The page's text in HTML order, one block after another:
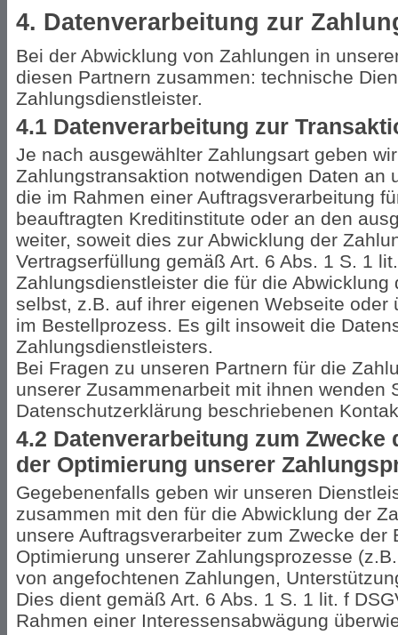
4. Datenverarbeitung zur
Bei der Abwicklung von Zahlungen in
diesen Partnern zusammen: technische
Zahlungsdienstleister.
4.1 Datenverarbeitung zur
Je nach ausgewählter Zahlungsart geben
Zahlungstransaktion notwendigen Daten an
die im Rahmen einer Auftragsverarbeitung
beauftragten Kreditinstitute oder an den
weiter, soweit dies zur Abwicklung der
Vertragserfüllung gemäß Art. 6 Abs. 1 S. 1
Zahlungsdienstleister die für die
selbst, z.B. auf ihrer eigenen Webseite
im Bestellprozess. Es gilt insoweit die
Zahlungsdienstleisters.
Bei Fragen zu unseren Partnern für die
unserer Zusammenarbeit mit ihnen wenden
Datenschutzerklärung beschriebenen
4.2 Datenverarbeitung zum
der Optimierung unserer
Gegebenenfalls geben wir unseren
zusammen mit den für die Abwicklung der
unsere Auftragsverarbeiter zum Zwecke der
Optimierung unserer Zahlungsprozesse
von angefochtenen Zahlungen,
Dies dient gemäß Art. 6 Abs. 1 S. 1 lit. f
Rahmen einer Interessensabwägung